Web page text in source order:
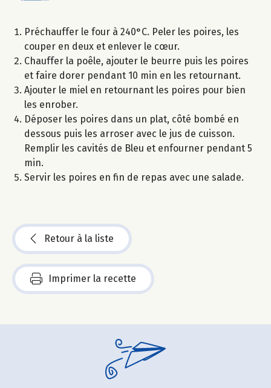
Préchauffer le four à 240°C. Peler les poires, les
couper en deux et enlever le cœur.
Chauffer la poêle, ajouter le beurre puis les poires
et faire dorer pendant 10 min en les retournant.
Ajouter le miel en retournant les poires pour bien
les enrober.
Déposer les poires dans un plat, côté bombé en
dessous puis les arroser avec le jus de cuisson.
Remplir les cavités de Bleu et enfourner pendant 5
min.
Servir les poires en fin de repas avec une salade.
Retour à la liste
Imprimer la recette